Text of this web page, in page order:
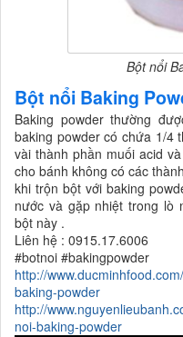
Bột nổi
Bột nổi Baking
Baking powder thường
baking powder có chứa 1/4
vài thành phần muối acid
cho bánh không có các
khi trộn bột với baking
nước và gặp nhiệt trong lò
bột này .
Liên hệ : 0915.17.6006
#botnoi #bakingpowder
http://
baking-powder
http://
noi-baking-powder